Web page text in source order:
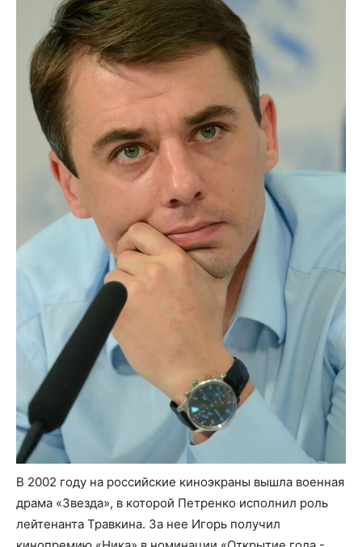
В 2002 году на российские киноэкраны вышла военная
драма «Звезда», в которой Петренко исполнил роль
лейтенанта Травкина. За нее Игорь получил